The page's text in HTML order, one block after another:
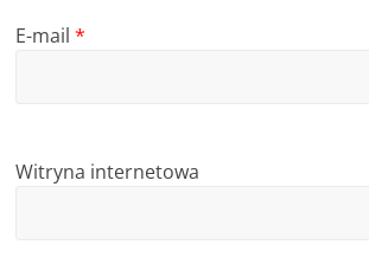
E-mail*
Witryna internetowa